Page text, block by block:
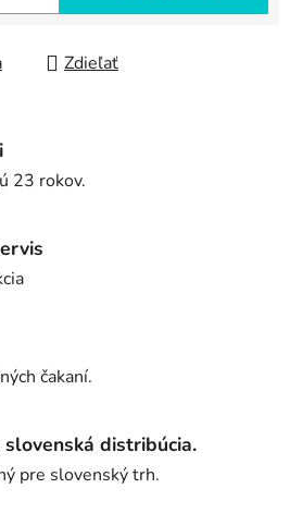
Zdieľať
23 rokov.
čakaní.
distribúcia.
pre slovenský trh.